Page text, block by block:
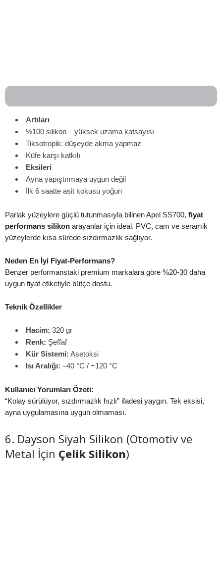
Artıları
%100 silikon – yüksek uzama katsayısı
Tiksotropik: düşeyde akma yapmaz
Küfe karşı katkılı
Eksileri
Ayna yapıştırmaya uygun değil
İlk 6 saatte asit kokusu yoğun
Parlak yüzeylere güçlü tutunmasıyla bilinen Apel SS700, fiyat
performans silikon arayanlar için ideal. PVC, cam ve seramik
yüzeylerde kısa sürede sızdırmazlık sağlıyor.
Neden En İyi Fiyat-Performans?
Benzer performanstaki premium markalara göre %20-30 daha
uygun fiyat etiketiyle bütçe dostu.
Teknik Özellikler
Hacim: 320 gr
Renk: Şeffaf
Kür Sistemi: Asetoksi
Isı Aralığı: –40 °C / +120 °C
Kullanıcı Yorumları Özeti:
“Kolay sürülüyor, sızdırmazlık hızlı” ifadesi yaygın. Tek eksisi,
ayna uygulamasına uygun olmaması.
6. Dayson Siyah Silikon (Otomotiv ve
Metal İçin Çelik Silikon)